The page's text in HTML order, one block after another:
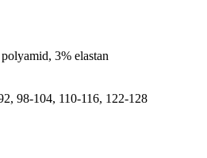
3% elastan
98-104, 110-116, 122-128